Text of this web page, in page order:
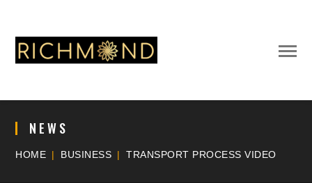
NEWS
HOME BUSINESS TRANSPORT PROCESS VIDEO